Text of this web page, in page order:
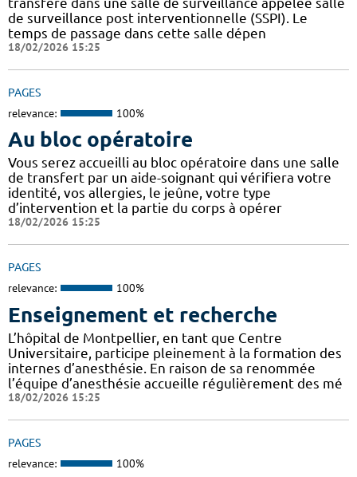
de surveillance post interventionnelle (SSPI). Le
temps de passage dans cette salle dépen
18/02/2026 15:25
PAGES
relevance: 100%
Au bloc opératoire
Vous serez accueilli au bloc opératoire dans une salle
de transfert par un aide-soignant qui vérifiera votre
identité, vos allergies, le jeûne, votre type
d’intervention et la partie du corps à opérer
18/02/2026 15:25
PAGES
relevance: 100%
Enseignement et recherche
L’hôpital de Montpellier, en tant que Centre
Universitaire, participe pleinement à la formation des
internes d’anesthésie. En raison de sa renommée
l’équipe d’anesthésie accueille régulièrement des mé
18/02/2026 15:25
PAGES
relevance: 100%